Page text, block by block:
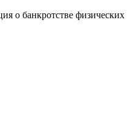
о банкротстве физических